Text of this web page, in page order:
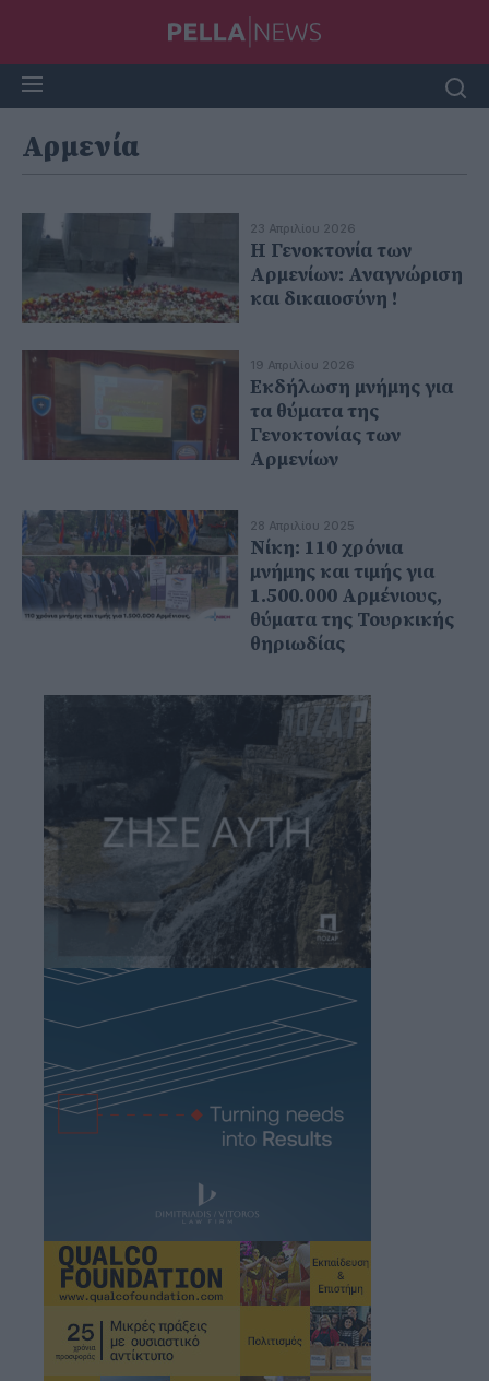
Αρμενία
23 Απριλίου 2026
Η Γενοκτονία των
Αρμενίων: Αναγνώριση
και δικαιοσύνη !
19 Απριλίου 2026
Εκδήλωση μνήμης για
τα θύματα της
Γενοκτονίας των
Αρμενίων
28 Απριλίου 2025
Νίκη: 110 χρόνια
μνήμης και τιμής για
1.500.000 Αρμένιους,
θύματα της Τουρκικής
θηριωδίας